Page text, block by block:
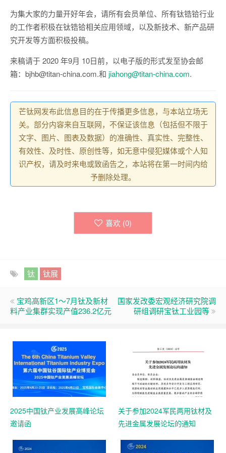
为集大家的力量开好年会，请所有会员单位、所有钛锆铪行业
的工作者积极在钛锆铪相关应用领域，以及新技术、新产品研
究开发等方面积极投稿。
来稿请于 2020 年9月 10日前，以电子版的形式发至协会邮
箱：bjhb@titan-china.com.和 jiahong@titan-china.com.
芒钛网发布此信息目的在于传播更多信息，与本站立场无
关。部分内容来自互联网，不保证该信息（包括但不限于
文字、图片、图表及数据）的准确性、真实性、完整性、
有效性、及时性、原创性等，如无意中侵犯媒体或个人知
识产权，请及时来电或致函告之，本站将在第一时间内给
予删除处理。
喜欢 (0)
钛 钛展
宝鸡高新区1～7月钛及新材
料产业集群实现产值236.2亿元
国家发改委宏观经济研究院调
研组调研宝钛工业园等
2025中国钛产业发展高峰论坛
邀请函
关于参加2024军民两用钛材及
先进金属发展论坛的通知